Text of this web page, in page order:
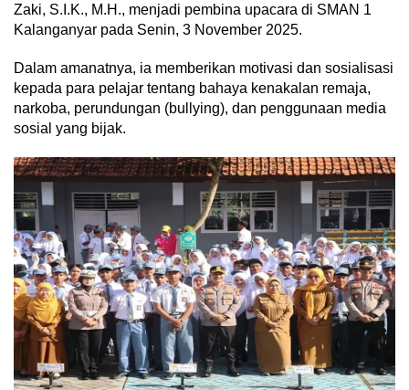
Zaki, S.I.K., M.H., menjadi pembina upacara di SMAN 1
Kalanganyar pada Senin, 3 November 2025.
Dalam amanatnya, ia memberikan motivasi dan sosialisasi
kepada para pelajar tentang bahaya kenakalan remaja,
narkoba, perundungan (bullying), dan penggunaan media
sosial yang bijak.